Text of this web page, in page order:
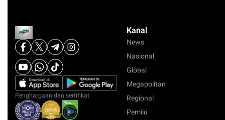
Penghargaan dan sertifikat:
Kanal
News
Nasional
Global
Megapolitan
Regional
Pemilu